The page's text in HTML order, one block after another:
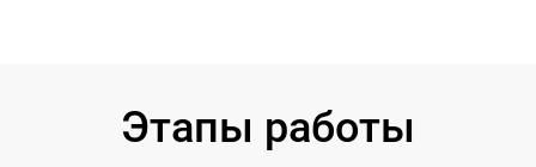
Этапы работы